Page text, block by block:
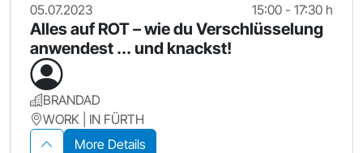
05.07.2023 15:00 - 17:30 h
Alles auf ROT – wie du Verschlüsselung
anwendest ... und knackst!
BRANDAD
WORK | IN FÜRTH
More Details